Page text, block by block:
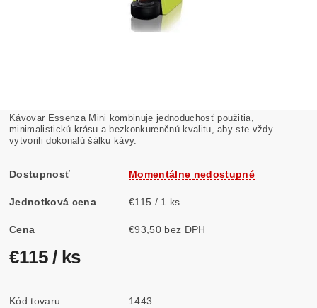
Kávovar Essenza Mini kombinuje jednoduchosť použitia,
minimalistickú krásu a bezkonkurenčnú kvalitu, aby ste vždy
vytvorili dokonalú šálku kávy.
Dostupnosť Momentálne nedostupné
Jednotková cena €115 / 1 ks
Cena €93,50 bez DPH
€115 / ks
Kód tovaru 1443